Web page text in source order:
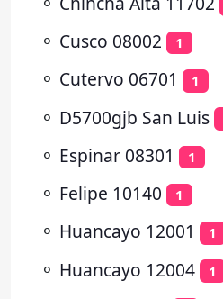
⚬ Cusco 08002 1
⚬ Cutervo 06701 1
⚬ D5700gjb San Luis
⚬ Espinar 08301 1
⚬ Felipe 10140 1
⚬ Huancayo 12001 1
⚬ Huancayo 12004 1